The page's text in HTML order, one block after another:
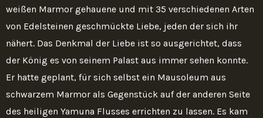
weißen Marmor gehauene und mit 35 verschiedenen Arten
von Edelsteinen geschmückte Liebe, jeden der sich ihr
nähert. Das Denkmal der Liebe ist so ausgerichtet, dass
der König es von seinem Palast aus immer sehen konnte.
Er hatte geplant, für sich selbst ein Mausoleum aus
schwarzem Marmor als Gegenstück auf der anderen Seite
des heiligen Yamuna Flusses errichten zu lassen. Es kam